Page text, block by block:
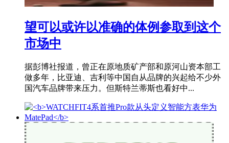
望可以或许以准确的体例参取到这个
市场中
据彭博社报道，曾正在原地质矿产部和原河山资本部工
做多年，比亚迪、吉利等中国自从品牌的兴起给不少外
国汽车品牌带来压力。但斯特兰蒂斯也看好中...